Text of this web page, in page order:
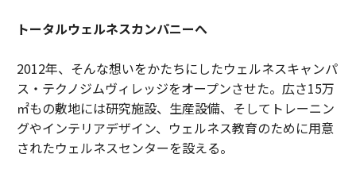
トータルウェルネスカンパニーへ
2012年、そんな想いをかたちにしたウェルネスキャンパ
ス・テクノジムヴィレッジをオープンさせた。広さ15万
㎡もの敷地には研究施設、生産設備、そしてトレーニン
グやインテリアデザイン、ウェルネス教育のために用意
されたウェルネスセンターを設える。